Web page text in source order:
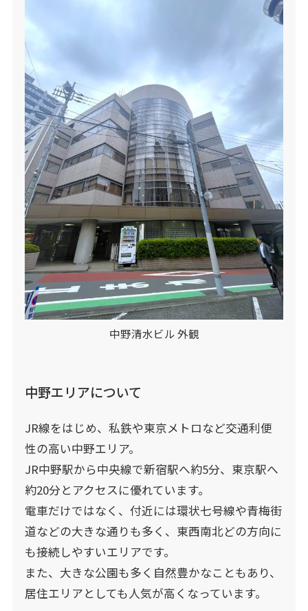
中野清水ビル 外観
中野エリアについて
JR線をはじめ、私鉄や東京メトロなど交通利便
性の高い中野エリア。
JR中野駅から中央線で新宿駅へ約5分、東京駅へ
約20分とアクセスに優れています。
電車だけではなく、付近には環状七号線や青梅街
道などの大きな通りも多く、東西南北どの方向に
も接続しやすいエリアです。
また、大きな公園も多く自然豊かなこともあり、
居住エリアとしても人気が高くなっています。